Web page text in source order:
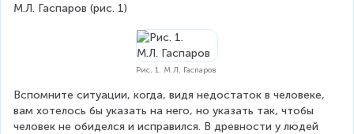
М.Л. Гаспаров (рис. 1)
Рис. 1. М.Л. Гаспаров
Вспомните ситуации, когда, видя недостаток в человеке,
вам хотелось бы указать на него, но указать так, чтобы
человек не обиделся и исправился. В древности у людей